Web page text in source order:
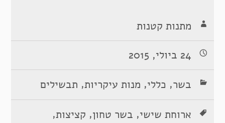
מתנות קטנות
24 ביולי, 2015
בשר, כללי, מנות עיקריות, תבשילים
ארוחת שישי, בשר טחון, קציצות,